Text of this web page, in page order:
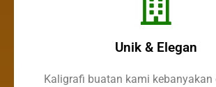
Unik & Elegan
Kaligrafi buatan kami kebanyakan